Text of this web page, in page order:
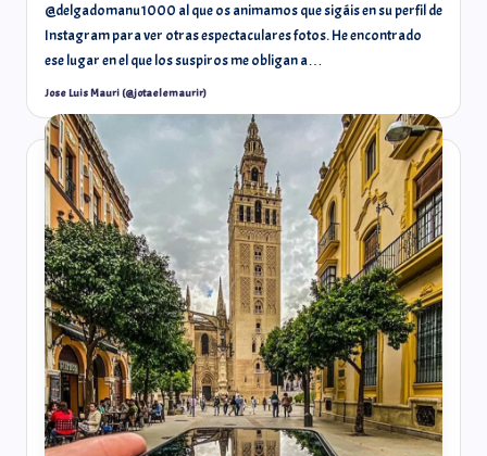
@delgadomanu1000 al que os animamos que sigáis en su perfil de
Instagram para ver otras espectaculares fotos. He encontrado
ese lugar en el que los suspiros me obligan a…
Jose Luis Mauri (@jotaelemaurir)